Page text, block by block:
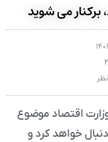
برکنار می شوید
اقتصاد موضوع
دنبال خواهد کرد و